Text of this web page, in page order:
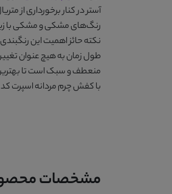
آستر در کنار برخورداری از
رنگ‌هایمشکی و مشکی با
نکته حائز اهمیت این
طول زمان به هیچ عنوان
منعطف و سبک است تا بهترین گزینه برای
باکفش چرم مردانه اسپرت کد ME40000
مشخصات